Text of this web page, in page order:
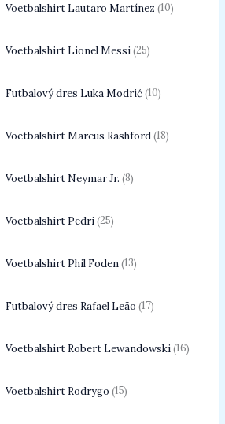
Voetbalshirt Lautaro Martínez 10
Voetbalshirt Lionel Messi 25
Futbalový dres Luka Modrić 10
Voetbalshirt Marcus Rashford 18
Voetbalshirt Neymar Jr. 8
Voetbalshirt Pedri 25
Voetbalshirt Phil Foden 13
Futbalový dres Rafael Leão 17
Voetbalshirt Robert Lewandowski 16
Voetbalshirt Rodrygo 15